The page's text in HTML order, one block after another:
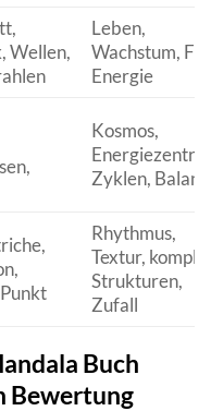
Wellen,
Leben,
Wachstum,
Energie
Kosmos,
Zyklen,
Rhythmus,
Textur,
Strukturen,
Zufall
Buch
Bewertung